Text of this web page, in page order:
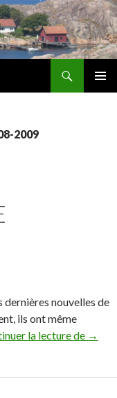
2009
nouvelles de
ils ont même
la lecture de →